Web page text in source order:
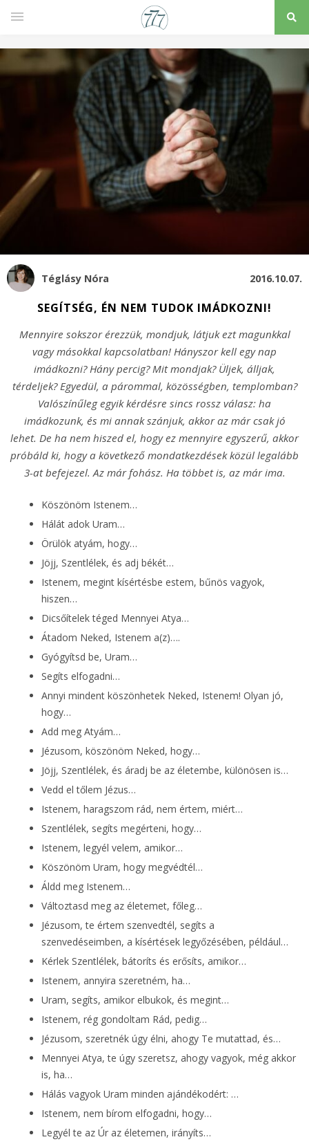
Téglásy Nóra 2016.10.07.
SEGÍTSÉG, ÉN NEM TUDOK IMÁDKOZNI!
Mennyire sokszor érezzük, mondjuk, látjuk ezt magunkkal
vagy másokkal kapcsolatban! Hányszor kell egy nap
imádkozni? Hány percig? Mit mondjak? Üljek, álljak,
térdeljek? Egyedül, a párommal, közösségben, templomban?
Valószínűleg egyik kérdésre sincs rossz válasz: ha
imádkozunk, és mi annak szánjuk, akkor az már csak jó
lehet. De ha nem hiszed el, hogy ez mennyire egyszerű, akkor
próbáld ki, hogy a következő mondatkezdések közül legalább
3-at befejezel. Az már fohász. Ha többet is, az már ima.
Köszönöm Istenem…
Hálát adok Uram…
Örülök atyám, hogy…
Jöjj, Szentlélek, és adj békét…
Istenem, megint kísértésbe estem, bűnös vagyok,
hiszen…
Dicsőítelek téged Mennyei Atya…
Átadom Neked, Istenem a(z)….
Gyógyítsd be, Uram…
Segíts elfogadni…
Annyi mindent köszönhetek Neked, Istenem! Olyan jó,
hogy…
Add meg Atyám…
Jézusom, köszönöm Neked, hogy…
Jöjj, Szentlélek, és áradj be az életembe, különösen is…
Vedd el tőlem Jézus…
Istenem, haragszom rád, nem értem, miért…
Szentlélek, segíts megérteni, hogy…
Istenem, legyél velem, amikor…
Köszönöm Uram, hogy megvédtél…
Áldd meg Istenem…
Változtasd meg az életemet, főleg…
Jézusom, te értem szenvedtél, segíts a
szenvedéseimben, a kísértések legyőzésében, például…
Kérlek Szentlélek, bátoríts és erősíts, amikor…
Istenem, annyira szeretném, ha…
Uram, segíts, amikor elbukok, és megint…
Istenem, rég gondoltam Rád, pedig…
Jézusom, szeretnék úgy élni, ahogy Te mutattad, és…
Mennyei Atya, te úgy szeretsz, ahogy vagyok, még akkor
is, ha…
Hálás vagyok Uram minden ajándékodért: …
Istenem, nem bírom elfogadni, hogy…
Legyél te az Úr az életemen, irányíts…